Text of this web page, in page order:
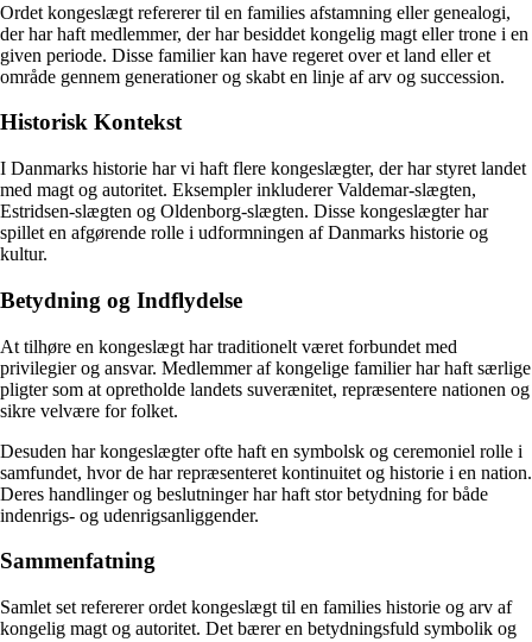
Ordet kongeslægt refererer til en families afstamning eller genealogi,
der har haft medlemmer, der har besiddet kongelig magt eller trone i en
given periode. Disse familier kan have regeret over et land eller et
område gennem generationer og skabt en linje af arv og succession.
Historisk Kontekst
I Danmarks historie har vi haft flere kongeslægter, der har styret landet
med magt og autoritet. Eksempler inkluderer Valdemar-slægten,
Estridsen-slægten og Oldenborg-slægten. Disse kongeslægter har
spillet en afgørende rolle i udformningen af Danmarks historie og
kultur.
Betydning og Indflydelse
At tilhøre en kongeslægt har traditionelt været forbundet med
privilegier og ansvar. Medlemmer af kongelige familier har haft særlige
pligter som at opretholde landets suverænitet, repræsentere nationen og
sikre velvære for folket.
Desuden har kongeslægter ofte haft en symbolsk og ceremoniel rolle i
samfundet, hvor de har repræsenteret kontinuitet og historie i en nation.
Deres handlinger og beslutninger har haft stor betydning for både
indenrigs- og udenrigsanliggender.
Sammenfatning
Samlet set refererer ordet kongeslægt til en families historie og arv af
kongelig magt og autoritet. Det bærer en betydningsfuld symbolik og